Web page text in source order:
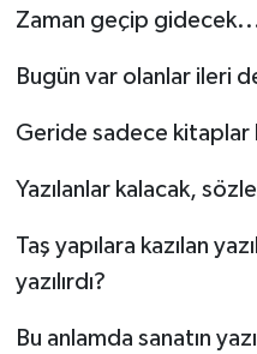
Zaman geçip
Bugün var olanlar ileri
Geride sadece kitaplar
Yazılanlar kalacak,
Taş yapılara kazılan
yazılırdı?
Bu anlamda sanatın